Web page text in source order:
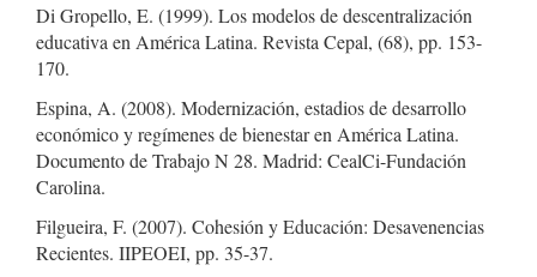
Di Gropello, E. (1999). Los modelos de descentralización
educativa en América Latina. Revista Cepal, (68), pp. 153-
170.
Espina, A. (2008). Modernización, estadios de desarrollo
económico y regímenes de bienestar en América Latina.
Documento de Trabajo N 28. Madrid: CealCi-Fundación
Carolina.
Filgueira, F. (2007). Cohesión y Educación: Desavenencias
Recientes. IIPEOEI, pp. 35-37.